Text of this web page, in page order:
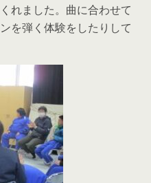
れました。曲に合わせて
を弾く体験をしたりして